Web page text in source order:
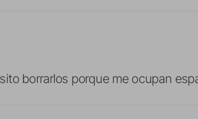
borrarlos porque me ocupan